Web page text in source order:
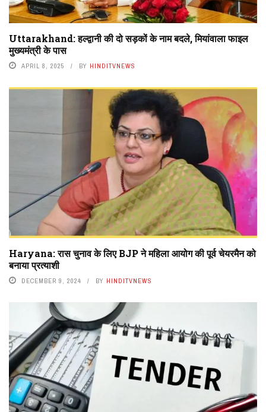
Uttarakhand: हल्द्वानी की दो सड़कों के नाम बदले, मियांवाला फाइल
मुख्यमंत्री के पास
APRIL 8, 2025 BY HINDITVNEWS
Haryana: रास चुनाव के लिए BJP ने महिला आयोग की पूर्व चेयरमैन को
बनाया प्रत्याशी
DECEMBER 9, 2024 BY HINDITVNEWS